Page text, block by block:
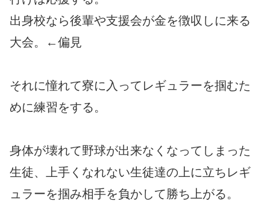
出身校なら後輩や支援会が金を徴収しに来る
大会。←偏見
それに憧れて寮に入ってレギュラーを掴むた
めに練習をする。
身体が壊れて野球が出来なくなってしまった
生徒、上手くなれない生徒達の上に立ちレギ
ュラーを掴み相手を負かして勝ち上がる。